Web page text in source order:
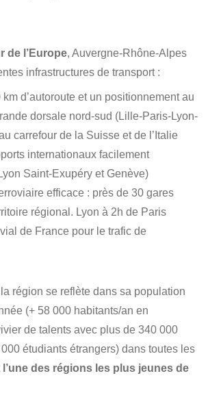
de l’Europe, Auvergne-Rhône-Alpes
infrastructures de transport :
d’autoroute et un positionnement au
dorsale nord-sud (Lille-Paris-Lyon-
carrefour de la Suisse et de l’Italie
internationaux facilement
Saint-Exupéry et Genève)
efficace : près de 30 gares
régional. Lyon à 2h de Paris
de France pour le trafic de
région se reflète dans sa population
(+ 58 000 habitants/an en
de talents avec plus de 340 000
étudiants étrangers) dans toutes les
l’une des régions les plus jeunes de